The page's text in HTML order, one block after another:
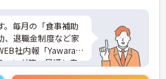
毎月の「食事補助
、退職金制度など家
社内報「Yawarag
ング等、風通し良
育む環境が整ってい